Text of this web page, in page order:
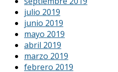
julio 2019
junio 2019
mayo 2019
abril 2019
marzo 2019
febrero 2019